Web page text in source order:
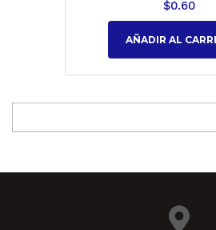
$0.60
AÑADIR AL